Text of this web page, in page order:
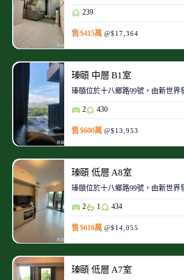
239
售 $415萬 @$17,364
瑧頤 中層 B1室
瑧頤位於十八鄉路99號，由新世界
2 430
售 $600萬 @$13,953
瑧頤 低層 A8室
瑧頤位於十八鄉路99號，由新世界
2 1 434
售 $610萬 @$14,055
瑧頤 低層 A7室